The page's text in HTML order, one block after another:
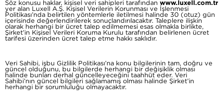
Söz konusu haklar, kişisel veri sahipleri tarafından www.luxell.com.tr
yer alan Luxell A.Ş. Kişisel Verilerin Korunması ve İşlenmesi
Politikası’nda belirtilen yöntemlerle iletilmesi halinde 30 (otuz) gün
içerisinde değerlendirilerek sonuçlandırılacaktır. Taleplere ilişkin
olarak herhangi bir ücret talep edilmemesi esas olmakla birlikte,
Şirket’in Kişisel Verileri Koruma Kurulu tarafından belirlenen ücret
tarifesi üzerinden ücret talep etme hakkı saklıdır.
Veri Sahibi, işbu Gizlilik Politikası’na konu bilgilerinin tam, doğru ve
güncel olduğunu, bu bilgilerde herhangi bir değişiklik olması
halinde bunları derhal güncelleyeceğini taahhüt eder. Veri
Sahibi’nın güncel bilgileri sağlamamış olması halinde Şirket’in
herhangi bir sorumluluğu olmayacaktır.